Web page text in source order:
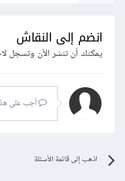
انضم إلى النقاش
يمكنك أن تنشر الآن وتسجل
أجب على
اذهب إلى قائمة الأسئلة